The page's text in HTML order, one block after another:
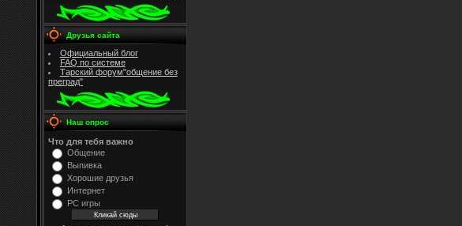
Друзья сайта
Официальный блог
FAQ по системе
Тарский форум"общение без
преград"
Наш опрос
Что для тебя важно
Общение
Выпивка
Хорошие друзья
Интернет
PC игры